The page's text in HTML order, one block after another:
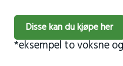
Disse kan du kjøpe her
*eksempel to voksne